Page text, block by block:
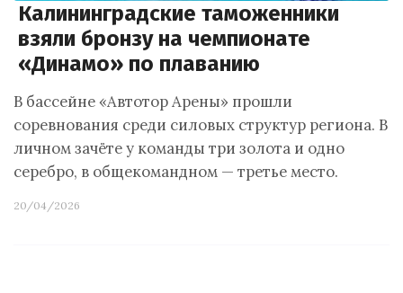
Калининградские таможенники
взяли бронзу на чемпионате
«Динамо» по плаванию
В бассейне «Автотор Арены» прошли
соревнования среди силовых структур региона. В
личном зачёте у команды три золота и одно
серебро, в общекомандном — третье место.
20/04/2026